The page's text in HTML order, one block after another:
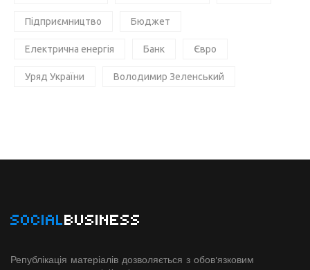
Підприємництво Бюджет
Електрична енергія Банк Євро
Уряд України Володимир Зеленський
SOCIALBUSINESS
Републікація матеріалів дозволяється з обов'язковим